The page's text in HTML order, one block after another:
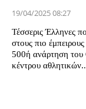
19/04/2025 08:27
Τέσσερις Έλληνες
στους πιο
500ή ανάρτηση του
κέντρου